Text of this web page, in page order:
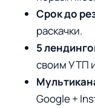
Срок до
раскачки.
5
своим УТП
Google +